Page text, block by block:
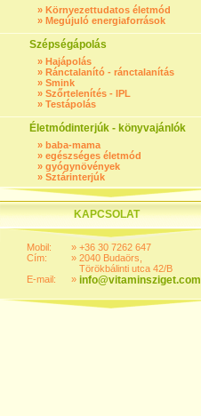
» Környezettudatos életmód
» Megújuló energiaforrások
Szépségápolás
» Hajápolás
» Ránctalanító - ránctalanítás
» Smink
» Szőrtelenítés - IPL
» Testápolás
Életmódinterjúk - könyvajánlók
» baba-mama
» egészséges életmód
» gyógynövények
» Sztárinterjúk
KAPCSOLAT
Mobil:
Cím:
E-mail:
»
»
»
+36 30 7262 647
2040 Budaörs,
Törökbálinti utca 42/B
info@vitaminsziget.com